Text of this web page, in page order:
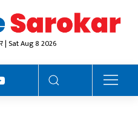
| Sat Aug 8 2026